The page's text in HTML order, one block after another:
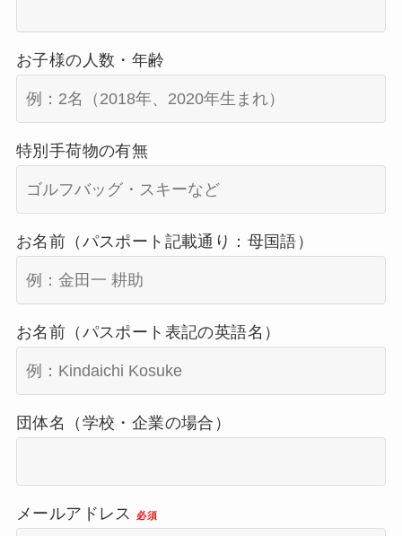
お子様の人数・年齢
特別手荷物の有無
お名前（パスポート記載通り：母国語）
お名前（パスポート表記の英語名）
団体名（学校・企業の場合）
メールアドレス必須